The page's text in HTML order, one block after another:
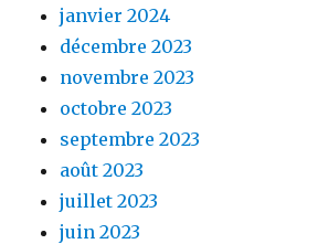
janvier 2024
décembre 2023
novembre 2023
octobre 2023
septembre 2023
août 2023
juillet 2023
juin 2023